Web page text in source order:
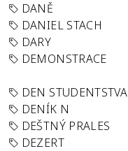
DANĚ
DANIEL STACH
DARY
DEMONSTRACE
DEN STUDENTSTVA
DENÍK N
DEŠTNÝ PRALES
DEZERT